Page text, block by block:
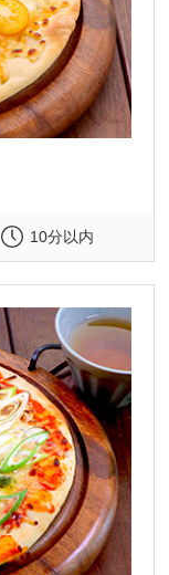
10分以内